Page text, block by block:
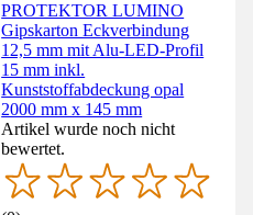
PROTEKTOR LUMINO
Gipskarton Eckverbindung
12,5 mm mit Alu-LED-Profil
15 mm inkl.
Kunststoffabdeckung opal
2000 mm x 145 mm
Artikel wurde noch nicht
bewertet.